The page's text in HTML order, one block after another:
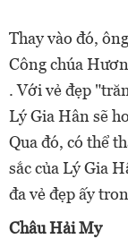
Thay vào đó,
Công chúa
. Với vẻ đẹp
Lý Gia Hân sẽ
Qua đó, có thể
sắc của Lý Gia
đa vẻ đẹp ấy
Châu Hải My